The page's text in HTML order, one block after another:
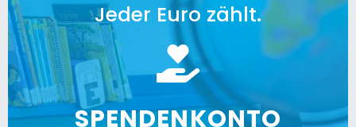
Jeder Euro zählt.
SPENDENKONTO